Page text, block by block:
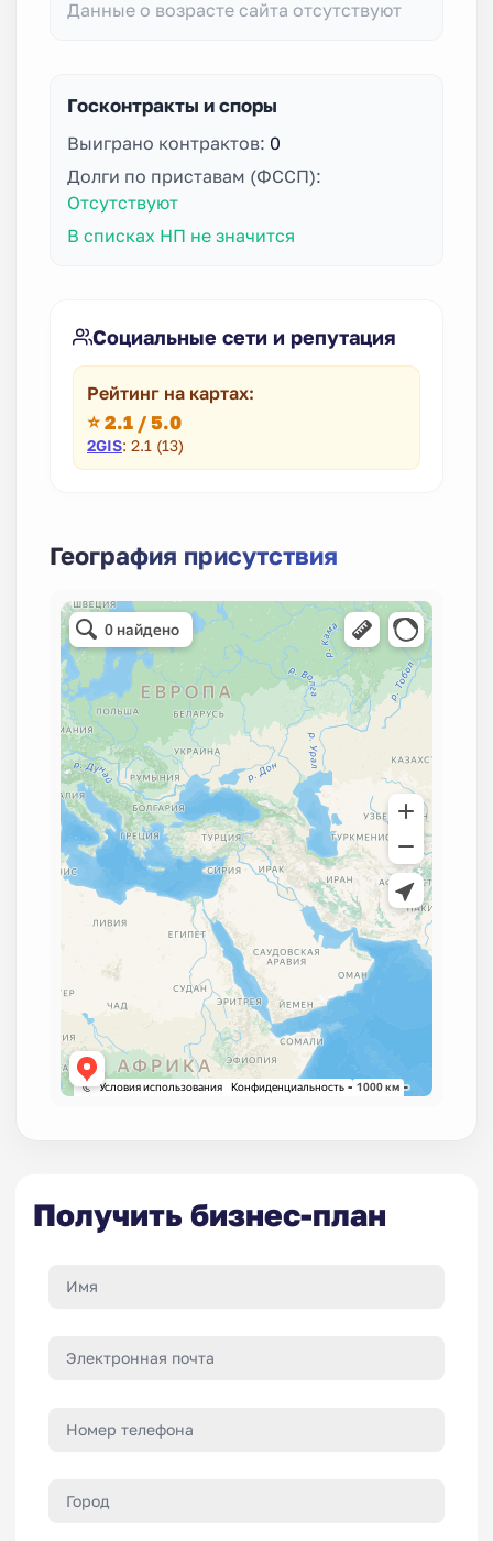
Данные о возрасте сайта отсутствуют
Госконтракты и споры
Выиграно контрактов: 0
Долги по приставам (ФССП):
Отсутствуют
В списках НП не значится
Социальные сети и репутация
Рейтинг на картах:
⭐ 2.1 / 5.0
2GIS: 2.1 (13)
География присутствия
Получить бизнес-план